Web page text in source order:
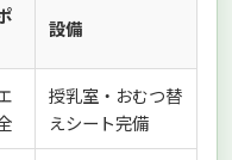
設備
授乳室・おむつ替
えシート完備